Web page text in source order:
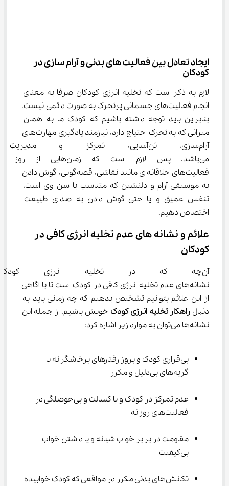
ایجاد تعادل بین فعالیت های بدنی و آرام سازی در
کودکان
لازم به ذکر است که تخلیه انرژی کودکان صرفا به معنای
انجام فعالیت‌های جسمانی پرتحرک به صورت دائمی نیست.
بنابراین باید توجه داشته باشیم که کودک ما به همان
میزانی که به تحرک احتیاج دارد، نیازمند یادگیری مهارت‌های
آرام‌سازی، تن‌آسایی، تمرکز و
می‌باشد. پس لازم است که
فعالیت‌های خلاقانه‎‌ای مانند نقاشی، قصه‌گویی، گوش دادن
به موسیقی آرام و دلنشین که متناسب با سن وی است،
تنفس عمیق و یا حتی گوش دادن به صدای طبیعت
اختصاص دهیم.
علائم و نشانه های عدم تخلیه انرژی کافی در
کودکان
آن‌چه که در تخلیه انرژی
نشانه‌های عدم تخلیه انرژی کافی در کودک است تا با آگاهی
از این علائم بتوانیم تشخیص بدهیم که چه زمانی باید به
دنبال راهکار تخلیه انرژی کودک خویش باشیم. از جمله این
نشانه‌ها می‌توان به موارد زیر اشاره کرد:
بی‌قراری کودک و بروز رفتارهای پرخاشگرانه یا
گریه‌های بی‌دلیل و مکرر
عدم تمرکز در کودک و یا کسالت و بی‌حوصلگی در
فعالیت‌های روزانه
مقاومت در برابر خواب شبانه و یا داشتن خواب
بی‌کیفیت
تکانش‌های بدنی مکرر در مواقعی که کودک خوابیده